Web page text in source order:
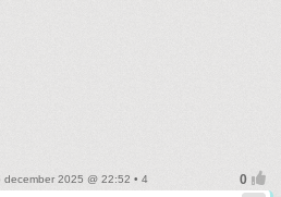
december 2025 @ 22:52 • 4